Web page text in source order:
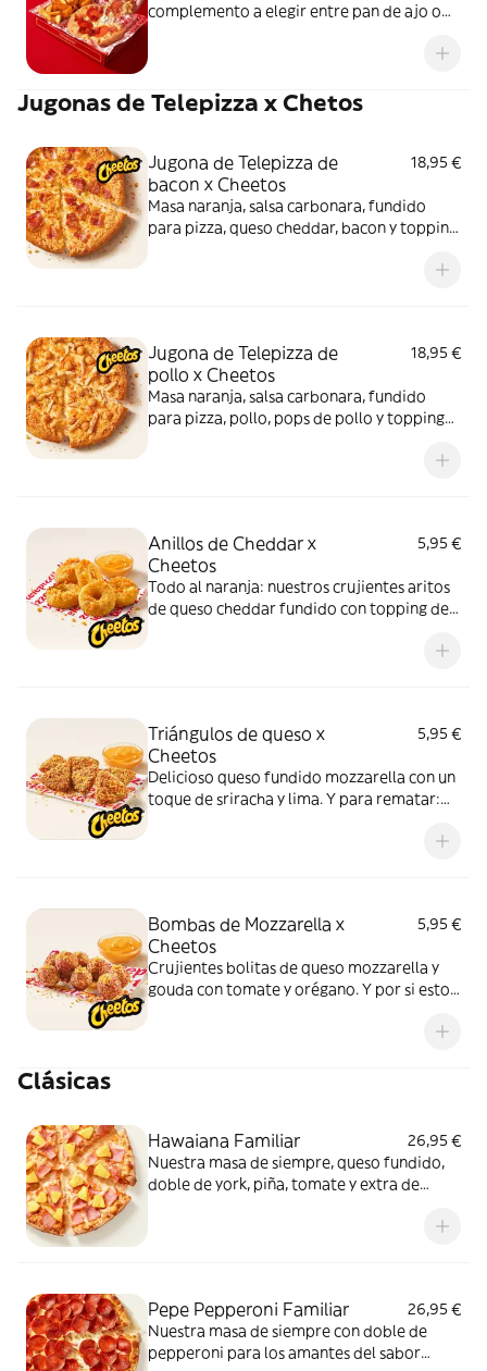
complemento a elegir entre pan de ajo o
Jugonas de Telepizza x Chetos
Jugona de Telepizza de
bacon x Cheetos
18,95 €
Masa naranja, salsa carbonara, fundido
para pizza, queso cheddar, bacon y topping
Jugona de Telepizza de
pollo x Cheetos
18,95 €
Masa naranja, salsa carbonara, fundido
para pizza, pollo, pops de pollo y topping
Anillos de Cheddar x
Cheetos
5,95 €
Todo al naranja: nuestros crujientes aritos
de queso cheddar fundido con topping de
Triángulos de queso x
Cheetos
5,95 €
Delicioso queso fundido mozzarella con un
toque de sriracha y lima. Y para rematar:
acompañados de nuestra salsa Quesabrosa.
Bombas de Mozzarella x
Cheetos
5,95 €
Crujientes bolitas de queso mozzarella y
gouda con tomate y orégano. Y por si esto
de Cheetos acompañado de nuestra salsa
Clásicas
Hawaiana Familiar
26,95 €
Nuestra masa de siempre, queso fundido,
doble de york, piña, tomate y extra de
Pepe Pepperoni Familiar
26,95 €
Nuestra masa de siempre con doble de
pepperoni para los amantes del sabor